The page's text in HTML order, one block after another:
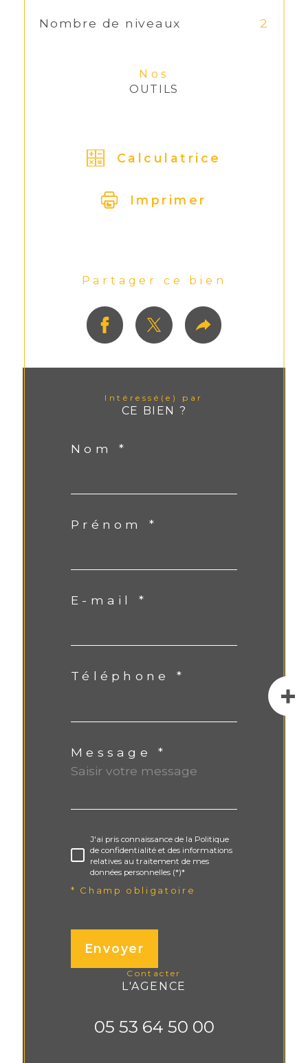
Nombre de niveaux 2
Nos
OUTILS
Calculatrice
Imprimer
Partager ce bien
Intéressé(e) par
CE BIEN ?
Nom *
Prénom *
E-mail *
Téléphone *
Message *
J'ai pris connaissance de la Politique
de confidentialité et des informations
relatives au traitement de mes
données personnelles (*)*
* Champ obligatoire
Envoyer
contacter
L'AGENCE
05 53 64 50 00